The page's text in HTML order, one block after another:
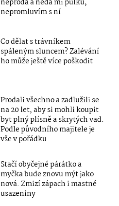
neprodá a nedá mi půlku,
nepromluvím s ní
Co dělat s trávníkem
spáleným sluncem? Zalévání
ho může ještě více poškodit
Prodali všechno a zadlužili se
na 20 let, aby si mohli koupit
byt plný plísně a skrytých vad.
Podle původního majitele je
vše v pořádku
Stačí obyčejné párátko a
myčka bude znovu mýt jako
nová. Zmizí zápach i mastné
usazeniny